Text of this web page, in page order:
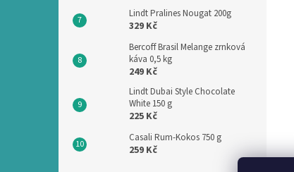
Lindt Pralines Nougat 200g
329 Kč
Bercoff Brasil Melange zrnková
káva 0,5 kg
249 Kč
Lindt Dubai Style Chocolate
White 150 g
225 Kč
Casali Rum-Kokos 750 g
259 Kč